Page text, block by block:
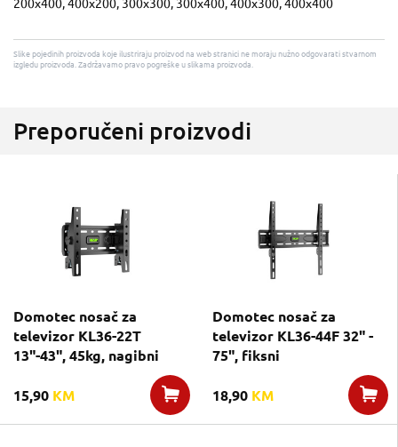
200x400, 400x200, 300x300, 300x400, 400x300, 400x400
Slike pojedinih proizvoda koje ilustriraju proizvod na web stranici ne moraju nužno odgovarati stvarnom
izgledu proizvoda. Zadržavamo pravo pogreške u slikama proizvoda.
Preporučeni proizvodi
Domotec nosač za
televizor KL36-22T
13"-43", 45kg, nagibni
15,90 KM
Domotec nosač za
televizor KL36-44F 32" -
75", fiksni
18,90 KM